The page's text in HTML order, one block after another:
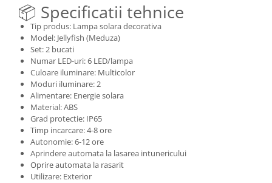
📦 Specificatii tehnice
Tip produs: Lampa solara decorativa
Model: Jellyfish (Meduza)
Set: 2 bucati
Numar LED-uri: 6 LED/lampa
Culoare iluminare: Multicolor
Moduri iluminare: 2
Alimentare: Energie solara
Material: ABS
Grad protectie: IP65
Timp incarcare: 4-8 ore
Autonomie: 6-12 ore
Aprindere automata la lasarea intunericului
Oprire automata la rasarit
Utilizare: Exterior